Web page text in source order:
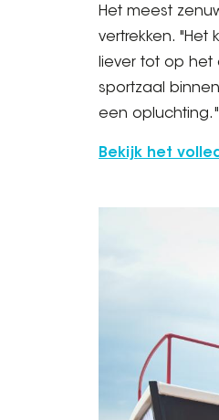
Het meest
vertrekken.
liever tot op
sportzaal
een opluchting."
Bekijk het